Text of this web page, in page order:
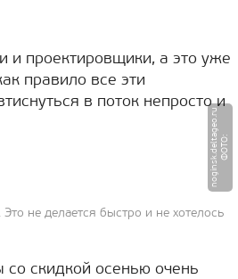
и проектировщики, а это уже
правило все эти
в поток непросто и
Ф
О
Т
О
:
n
o
gi
n
s
k.
d
e
l
t
a
g
e
o.
r
u
не делается быстро и не хотелось
со скидкой осенью очень